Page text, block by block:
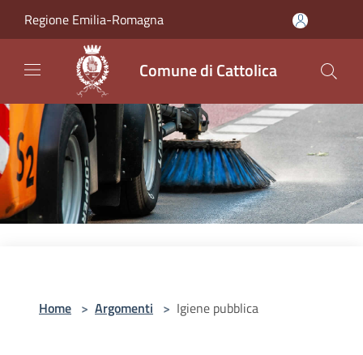
Regione Emilia-Romagna
Comune di Cattolica
Home > Argomenti > Igiene pubblica